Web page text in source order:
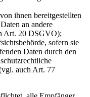
ihnen bereitgestellten
an andere
Art. 20 DSGVO);
sofern sie
Daten durch den
auch Art. 77